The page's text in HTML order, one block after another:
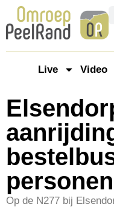
Live Video
Op de N277 bij